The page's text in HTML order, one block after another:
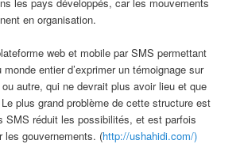
en organisation.
web et mobile par SMS permettant
entier d’exprimer un témoignage sur
autre, qui ne devrait plus avoir lieu et que
Le plus grand problème de cette structure est
SMS réduit les possibilités, et est parfois
les gouvernements. (http://ushahidi.com/)